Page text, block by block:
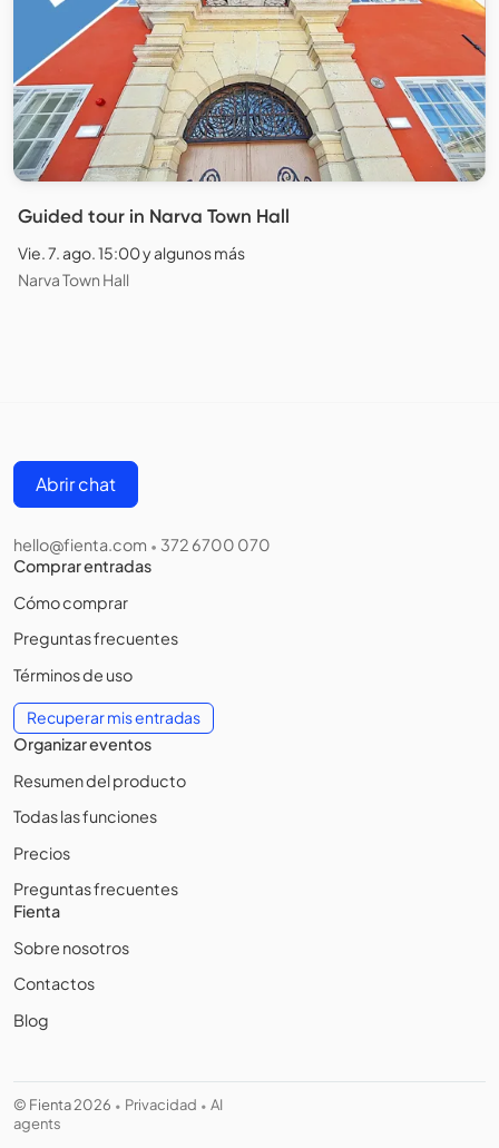
Guided tour in Narva Town Hall
Vie. 7. ago. 15:00 y algunos más
Narva Town Hall
Abrir chat
hello@fienta.com • 372 6700 070
Comprar entradas
Cómo comprar
Preguntas frecuentes
Términos de uso
Recuperar mis entradas
Organizar eventos
Resumen del producto
Todas las funciones
Precios
Preguntas frecuentes
Fienta
Sobre nosotros
Contactos
Blog
© Fienta 2026 • Privacidad • AI
agents